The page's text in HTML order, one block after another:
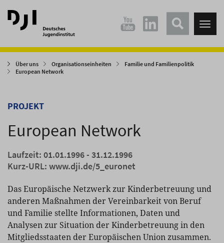
Direkt
zum
Hauptinhalt
Direkt
zum
Hauptmenü
Über uns Organisationseinheiten
Familie und Familienpolitik
European Network
PROJEKT
European Network
Laufzeit: 01.01.1996 - 31.12.1996
Kurz-URL: www.dji.de/5_euronet
Das Europäische Netzwerk zur Kinderbetreuung und
anderen Maßnahmen der Vereinbarkeit von Beruf
und Familie stellte Informationen, Daten und
Analysen zur Situation der Kinderbetreuung in den
Mitgliedsstaaten der Europäischen Union zusammen.